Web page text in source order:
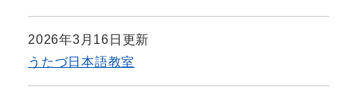
2026年3月16日更新
うたづ日本語教室